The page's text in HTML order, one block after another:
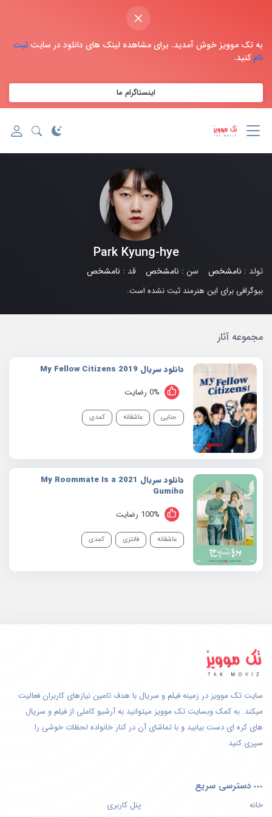
×
به تک موویز خوش آمدید. برای مشاهده لینک های دانلود در سایت ثبت
نامکنید.
اینستاگرام ما
Park Kyung-hye
تولد : نامشخص سن : نامشخص قد : نامشخص
بیوگرافی برای این هنرمند ثبت نشده است.
مجموعه آثار
دانلود سریال 2019 My Fellow Citizens
0% رضایت
جنایی عاشقانه کمدی
دانلود سریال 2021 My Roommate Is a
Gumiho
100% رضایت
عاشقانه فانتزی کمدی
سایت تک موویز در زمینه فیلم و سریال با هدف تامین نیازهای کاربران فعالیت
میکند. به کمک وبسایت تک موویز میتوانید به آرشیو کاملی از فیلم و سریال
های کره ای دست بیابید و با تماشای آن در کنار خانواده لحظات خوشی را
سپری کنید
دسترسی سریع
خانه
پنل کاربری